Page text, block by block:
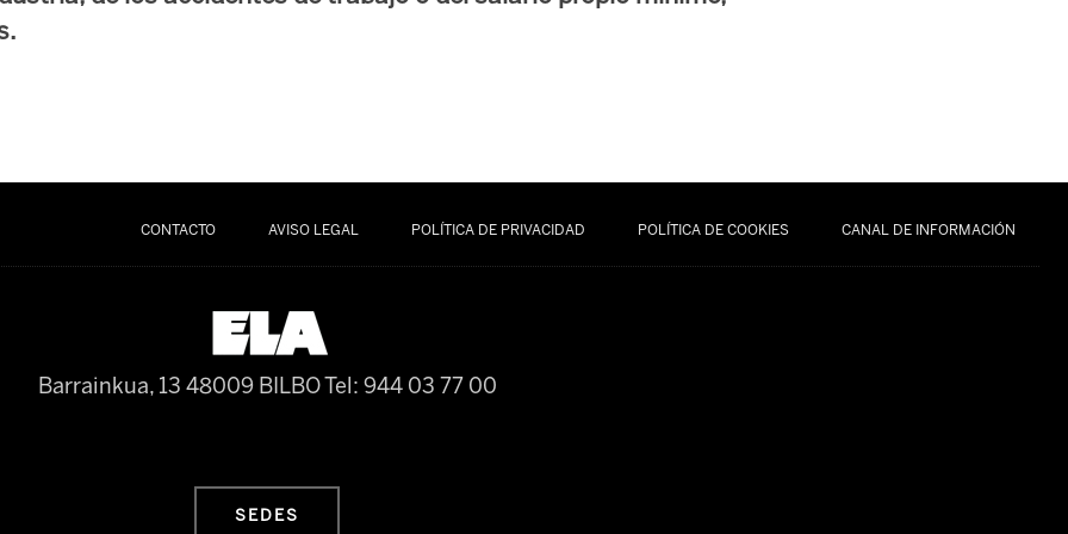
CONTACTO AVISO LEGAL POLÍTICA DE PRIVACIDAD POLÍTICA DE COOKIES CANAL DE INFORMACIÓN
Barrainkua, 13 48009 BILBOTel: 944 03 77 00
SEDES